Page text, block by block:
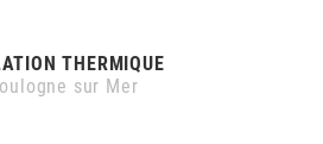
THERMIQUE
sur Mer